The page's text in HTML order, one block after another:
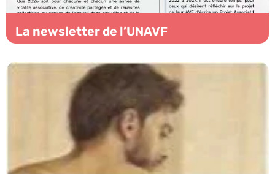
La newsletter de l’UNAVF